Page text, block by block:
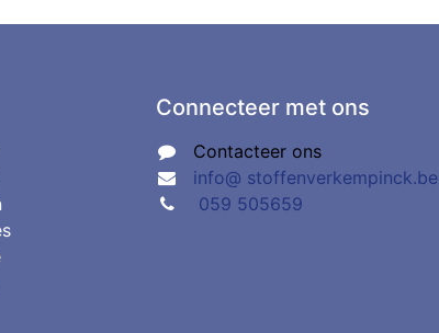
Connecteer met ons
Contacteer ons
info@ stoffenverkempinck.be
059 505659